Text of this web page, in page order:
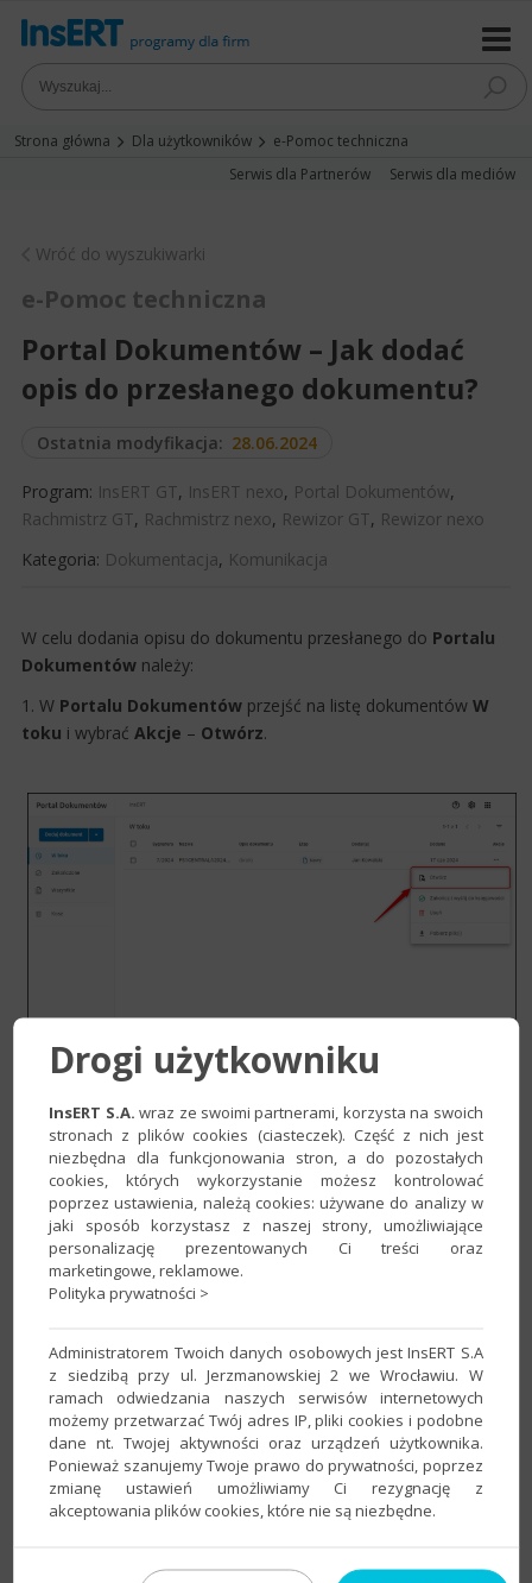
Strona główna Dla użytkowników
e-Pomoc techniczna
Serwis dla Partnerów
Serwis dla mediów
Wróć do wyszukiwarki
e-Pomoc techniczna
Portal Dokumentów – Jak dodać
opis do przesłanego dokumentu?
Ostatnia modyfikacja: 28.06.2024
Program: InsERT GT, InsERT nexo, Portal Dokumentów,
Rachmistrz GT, Rachmistrz nexo, Rewizor GT, Rewizor nexo
Kategoria: Dokumentacja, Komunikacja
​W celu dodania opisu ​do dokumentu przesłanego do Portalu
Dokumentów należy:
1. W Portalu Dokumentów przejść na listę dokumentów W
toku i wybrać Akcje – Otwórz.
2. Wprowadzić wartość w poluOpis dokumentui zatwierdzić
przyciskiem Zapisz.
Artykuł należy dozbioru tematów e–Pomocy technicznej
Drogi użytkowniku
InsERT S.A. wraz ze swoimi partnerami, korzysta na swoich
stronach z plików cookies (ciasteczek). Część z nich jest
niezbędna dla funkcjonowania stron, a do pozostałych
cookies, których wykorzystanie możesz kontrolować
poprzez ustawienia, należą cookies: używane do analizy w
jaki sposób korzystasz z naszej strony, umożliwiające
personalizację prezentowanych Ci treści oraz
marketingowe, reklamowe.
Polityka prywatności >
Administratorem Twoich danych osobowych jest InsERT S.A
z siedzibą przy ul. Jerzmanowskiej 2 we Wrocławiu. W
ramach odwiedzania naszych serwisów internetowych
możemy przetwarzać Twój adres IP, pliki cookies i podobne
dane nt. Twojej aktywności oraz urządzeń użytkownika.
Ponieważ szanujemy Twoje prawo do prywatności, poprzez
zmianę ustawień umożliwiamy Ci rezygnację z
akceptowania plików cookies, które nie są niezbędne.